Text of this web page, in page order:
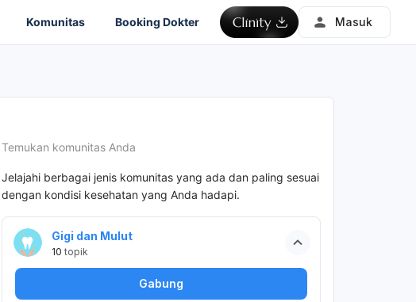
Komunitas Booking Dokter Masuk
Temukan komunitas Anda
Jelajahi berbagai jenis komunitas yang ada dan paling sesuai
dengan kondisi kesehatan yang Anda hadapi.
Gigi dan Mulut
10 topik
Gabung